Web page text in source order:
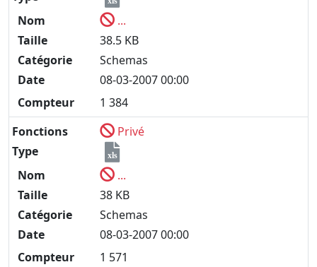
Nom
...
Taille
38.5 KB
Catégorie
Schemas
Date
08-03-2007 00:00
Compteur
1 384
Fonctions
Privé
Type
xls
Nom
...
Taille
38 KB
Catégorie
Schemas
Date
08-03-2007 00:00
Compteur
1 571